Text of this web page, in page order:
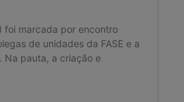
foi marcada por encontro
de unidades da FASE e a
Na pauta, a criação e